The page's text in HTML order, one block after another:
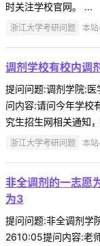
时关注学校官网。 ...
浙江大学考研问题 本
调剂学校有校内调
提问问题:调剂学院:
问内容:请问今年学校
究生招生网相关通知
浙江大学考研问题 本
非全调剂的一志愿
为3
提问问题:非全调剂
2610:05提问内容:老